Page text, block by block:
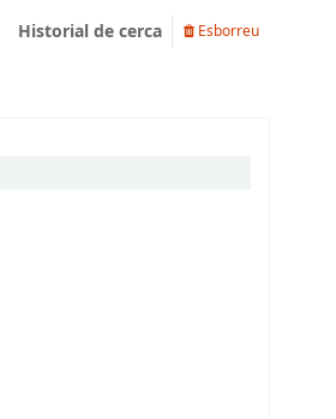
Historial de cerca Esborreu